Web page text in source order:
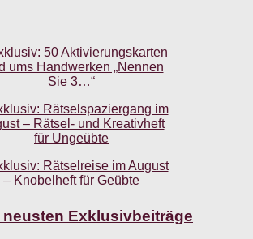
neusten Exklusivbeiträge